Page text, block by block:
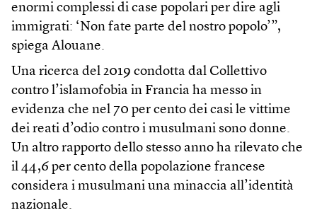
enormi complessi di case popolari per dire agli
immigrati: ‘Non fate parte del nostro popolo’”,
spiega Alouane.
Una ricerca del 2019 condotta dal Collettivo
contro l’islamofobia in Francia ha messo in
evidenza che nel 70 per cento dei casi le vittime
dei reati d’odio contro i musulmani sono donne.
Un altro rapporto dello stesso anno ha rilevato che
il 44,6 per cento della popolazione francese
considera i musulmani una minaccia all’identità
nazionale.